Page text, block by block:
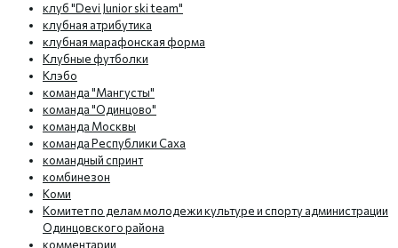
клуб "Devi Junior ski team"
клубная атрибутика
клубная марафонская форма
Клубные футболки
Клэбо
команда "Мангусты"
команда "Одинцово"
команда Москвы
команда Республики Саха
командный спринт
комбинезон
Коми
Комитет по делам молодежи культуре и спорту администрации
Одинцовского района
комментарии